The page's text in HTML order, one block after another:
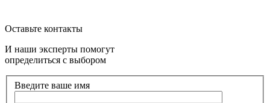
Оставьте контакты
И наши эксперты помогут
определиться с выбором
Введите ваше имя